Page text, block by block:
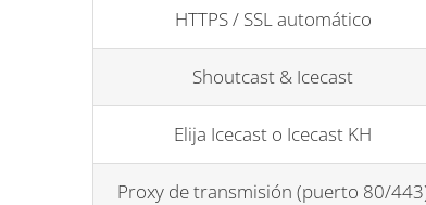
HTTPS / SSL automático
Shoutcast & Icecast
Elija Icecast o Icecast KH
Proxy de transmisión (puerto 80/